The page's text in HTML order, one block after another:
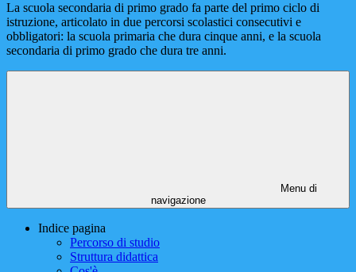
La scuola secondaria di primo grado fa parte del primo ciclo di
istruzione, articolato in due percorsi scolastici consecutivi e
obbligatori: la scuola primaria che dura cinque anni, e la scuola
secondaria di primo grado che dura tre anni.
Menu di
navigazione
Indice pagina
Percorso di studio
Struttura didattica